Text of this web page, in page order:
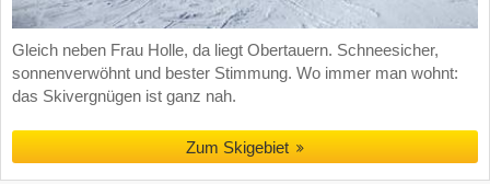
Gleich neben Frau Holle, da liegt Obertauern. Schneesicher,
sonnenverwöhnt und bester Stimmung. Wo immer man wohnt:
das Skivergnügen ist ganz nah.
Zum Skigebiet